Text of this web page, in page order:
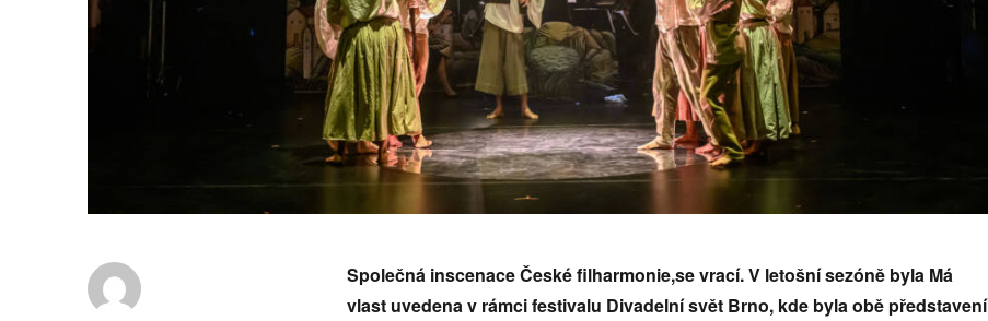
Společná inscenace České filharmonie,se vrací. V letošní sezóně byla Má
vlast uvedena v rámci festivalu Divadelní svět Brno, kde byla obě představení